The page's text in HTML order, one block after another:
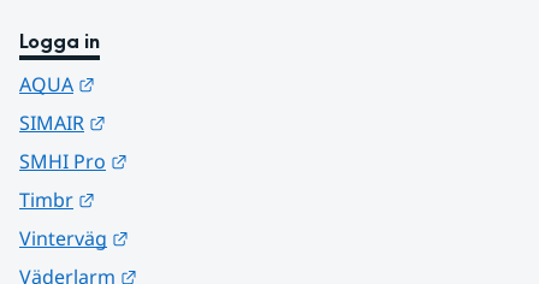
Logga in
AQUA
SIMAIR
SMHI Pro
Timbr
Vinterväg
Väderlarm